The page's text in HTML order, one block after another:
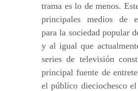
trama es lo de menos.
principales medios de
para la sociedad popular
y al igual que
series de televisión
principal fuente de
el público dieciochesco